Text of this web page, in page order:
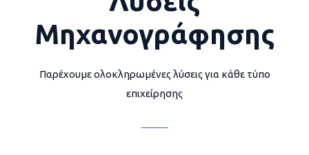
Μηχανογράφησης
Παρέχουμε ολοκληρωμένες λύσεις για κάθε τύπο
επιχείρησης